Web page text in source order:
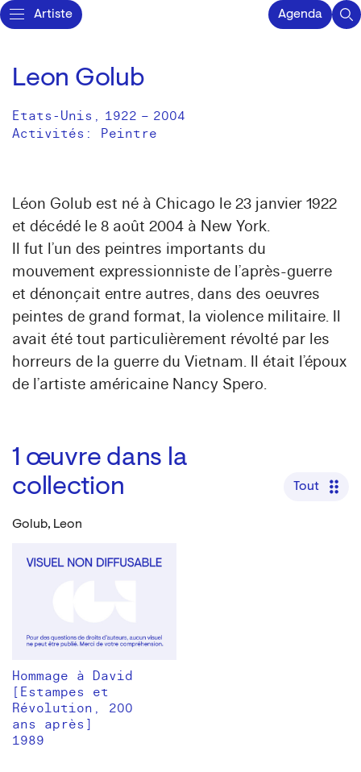
Artiste Agenda
Leon Golub
Etats-Unis , 1922 – 2004
Activités: Peintre
Léon Golub est né à Chicago le 23 janvier 1922
et décédé le 8 août 2004 à New York.
Il fut l’un des peintres importants du
mouvement expressionniste de l’après-guerre
et dénonçait entre autres, dans des oeuvres
peintes de grand format, la violence militaire. Il
avait été tout particulièrement révolté par les
horreurs de la guerre du Vietnam. Il était l’époux
de l’artiste américaine Nancy Spero.
1 œuvre dans la
collection
Tout
Golub, Leon
Hommage à David
[Estampes et
Révolution, 200
ans après]
1989